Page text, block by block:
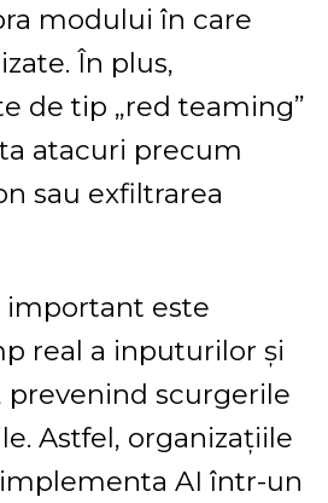
modului în care
În plus,
de tip „red teaming”
atacuri precum
sau exfiltrarea
este
real a inputurilor și
scurgerile
Astfel, organizațiile
AI într-un